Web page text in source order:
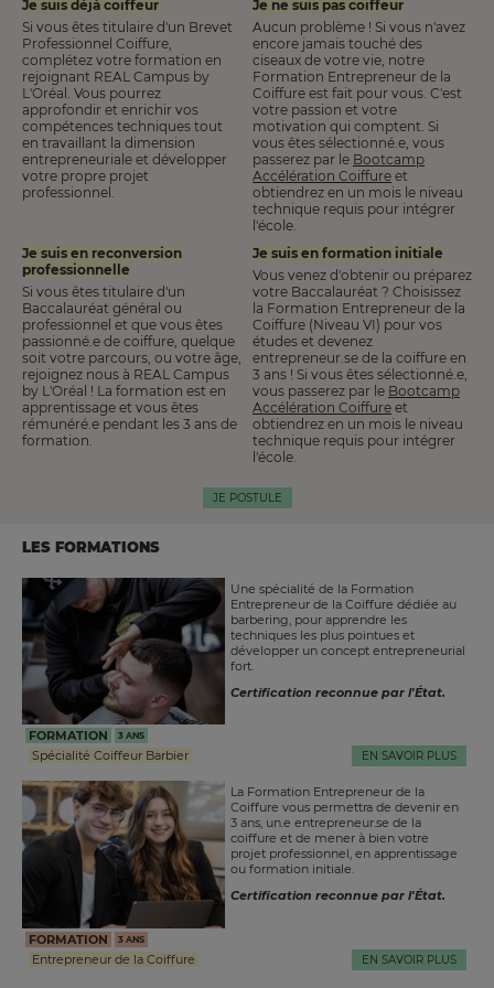
Je suis déjà coiffeur
Si vous êtes titulaire d'un Brevet
Professionnel Coiffure,
complétez votre formation en
rejoignant REAL Campus by
L'Oréal. Vous pourrez
approfondir et enrichir vos
compétences techniques tout
en travaillant la dimension
entrepreneuriale et développer
votre propre projet
professionnel.
Je ne suis pas coiffeur
Aucun problème ! Si vous n'avez
encore jamais touché des
ciseaux de votre vie, notre
Formation Entrepreneur de la
Coiffure est fait pour vous. C'est
votre passion et votre
motivation qui comptent. Si
vous êtes sélectionné.e, vous
passerez par le Bootcamp
Accélération Coiffure et
obtiendrez en un mois le niveau
technique requis pour intégrer
l'école.
Je suis en reconversion
professionnelle
Si vous êtes titulaire d'un
Baccalauréat général ou
professionnel et que vous êtes
passionné.e de coiffure, quelque
soit votre parcours, ou votre âge,
rejoignez nous à REAL Campus
by L'Oréal ! La formation est en
apprentissage et vous êtes
rémunéré.e pendant les 3 ans de
formation.
Je suis en formation initiale
Vous venez d'obtenir ou préparez
votre Baccalauréat ? Choisissez
la Formation Entrepreneur de la
Coiffure (Niveau VI) pour vos
études et devenez
entrepreneur.se de la coiffure en
3 ans ! Si vous êtes sélectionné.e,
vous passerez par le Bootcamp
Accélération Coiffure et
obtiendrez en un mois le niveau
technique requis pour intégrer
l'école.
JE POSTULE
LES FORMATIONS
FORMATION 3 ANS
Spécialité Coiffeur Barbier
Une spécialité de la Formation
Entrepreneur de la Coiffure dédiée au
barbering, pour apprendre les
techniques les plus pointues et
développer un concept entrepreneurial
fort.
Certification reconnue par l'État.
EN SAVOIR PLUS
FORMATION 3 ANS
Entrepreneur de la Coiffure
La Formation Entrepreneur de la
Coiffure vous permettra de devenir en
3 ans, un.e entrepreneur.se de la
coiffure et de mener à bien votre
projet professionnel, en apprentissage
ou formation initiale.
Certification reconnue par l'État.
EN SAVOIR PLUS